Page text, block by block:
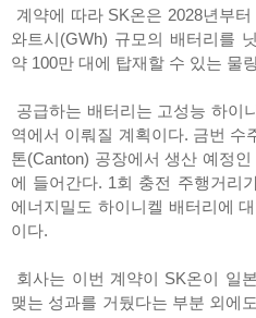
계약에 따라 SK온은 2028년부
와트시(GWh) 규모의 배터리를
약 100만 대에 탑재할 수 있는 물
공급하는 배터리는 고성능 하이
역에서 이뤄질 계획이다. 금번 수
톤(Canton) 공장에서 생산 예정
에 들어간다. 1회 충전 주행거리
에너지밀도 하이니켈 배터리에
이다.
회사는 이번 계약이 SK온이 일
맺는 성과를 거뒀다는 부분 외에